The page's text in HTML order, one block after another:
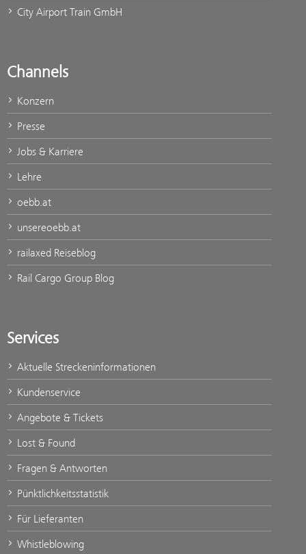
City Airport Train GmbH
Channels
Konzern
Presse
Jobs & Karriere
Lehre
oebb.at
unsereoebb.at
railaxed Reiseblog
Rail Cargo Group Blog
Services
Aktuelle Streckeninformationen
Kundenservice
Angebote & Tickets
Lost & Found
Fragen & Antworten
Pünktlichkeitsstatistik
Für Lieferanten
Whistleblowing